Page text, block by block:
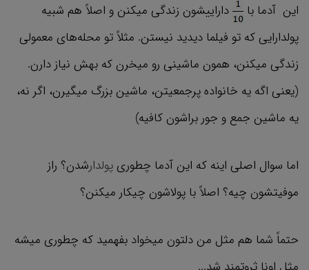
این آدما با
داراییشون زندگی میکنن و اصلاً هم شبیه
پولدارایی که تو فیلما دیدید نیستن. مثلاً تو محله‌های معمولی
زندگی میکنن، همون ماشینی رو میخرن که بهش نیاز دارن.
(یعنی اگه یه خانواده پرجمعیتن، ماشین بزرگ میگیرن، اگر نه،
یه ماشین جمع و جور براشون کافیه)
اما سوال اصلی اینه که این آدما چطوری پولدارشدن؟ راز
موفیتشون چیه؟ اصلاً با پولاشون چیکار میکنن؟
حتماً شما هم مثل من دلتون میخواد بفهمید که چطوری میشه